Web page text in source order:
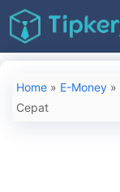
Langsung
ke
isi
Home » E-Money »
Cepat